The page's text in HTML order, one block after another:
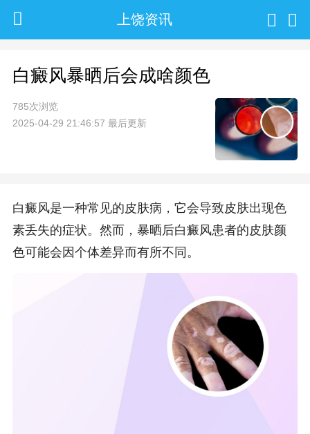
上饶资讯
白癜风暴晒后会成啥颜色
785次浏览
2025-04-29 21:46:57 最后更新
白癜风是一种常见的皮肤病，它会导致皮肤出现色
素丢失的症状。然而，暴晒后白癜风患者的皮肤颜
色可能会因个体差异而有所不同。